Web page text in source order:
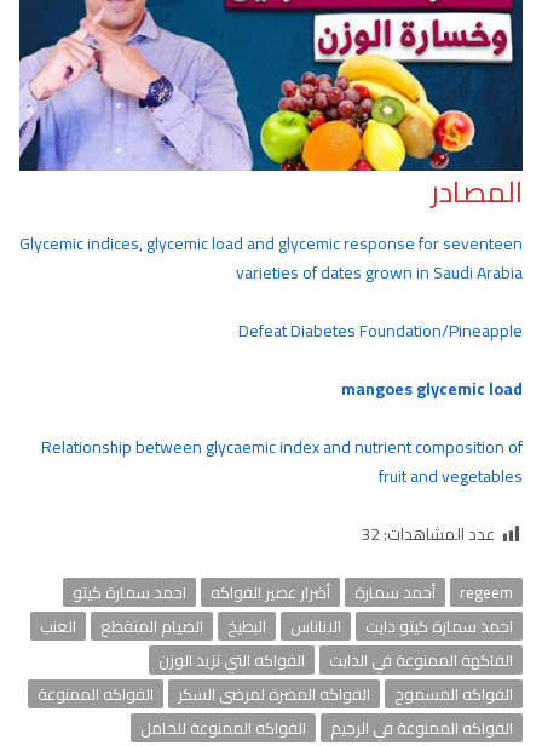
المصادر
Glycemic indices, glycemic load and glycemic response for seventeen
varieties of dates grown in Saudi Arabia
Defeat Diabetes Foundation/Pineapple
mangoes glycemic load
Relationship between glycaemic index and nutrient composition of
fruit and vegetables
عدد المشاهدات:32
regeem أحمد سمارة أضرار عصير الفواكه
احمد سمارة كيتو
احمد سمارة كيتو دايت
الاناناس البطيخ الصيام المتقطع
العنب
الفاكهة الممنوعة في الدايت
الفواكه التي تزيد الوزن
الفواكه المسموح
الفواكه المضرة لمرضى السكر
الفواكه الممنوعة
الفواكه الممنوعة في الرجيم
الفواكه الممنوعة للحامل